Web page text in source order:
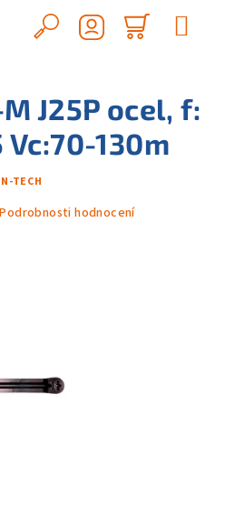
Hledat
košík
J25P ocel, f:
130m
N-TECH
Podrobnosti hodnocení